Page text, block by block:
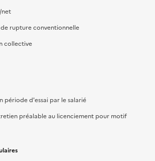
net
rupture conventionnelle
collective
période d'essai par le salarié
préalable au licenciement pour motif